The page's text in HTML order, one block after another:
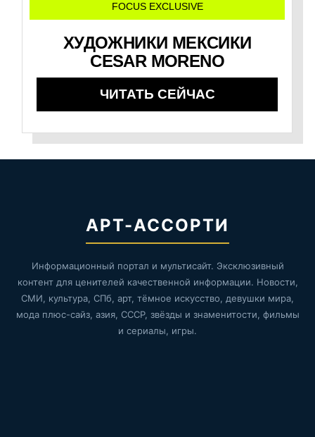
FOCUS EXCLUSIVE
ХУДОЖНИКИ МЕКСИКИ
CESAR MORENO
ЧИТАТЬ СЕЙЧАС
АРТ-АССОРТИ
Информационный портал и мультисайт. Эксклюзивный
контент для ценителей качественной информации. Новости,
СМИ, культура, СПб, арт, тёмное искусство, девушки мира,
мода плюс-сайз, азия, СССР, звёзды и знаменитости, фильмы
и сериалы, игры.